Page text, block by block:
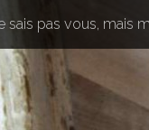
sais pas vous, mais